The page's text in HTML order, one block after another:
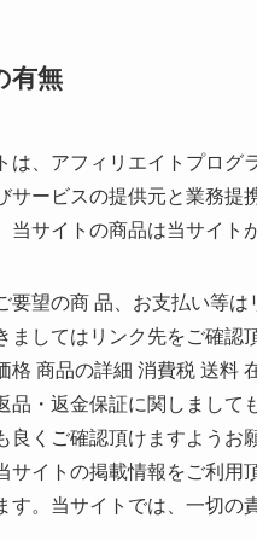
有無
は、アフィリエイトプログ
サービスの提供元と業務提
当サイトの商品は当サイト
要望の商 品、お支払い等
ましてはリンク先をご確認
格 商品の詳細 消費税 送料
品・返金保証に関しまして
良くご確認頂けますようお
サイトの掲載情報をご利用
す。当サイトでは、一切の